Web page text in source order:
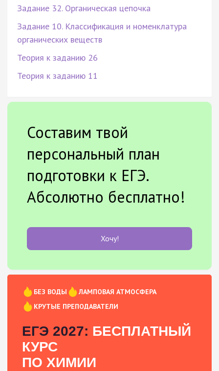
Задание 32. Органическая цепочка
Задание 10. Классификация и номенклатура
органических веществ
Теория к заданию 26
Теория к заданию 11
Составим твой
персональный план
подготовки к ЕГЭ.
Абсолютно бесплатно!
Хочу!
БЕЗ ВОДЫ
ЛАМПОВАЯ АТМОСФЕРА
КРУТЫЕ ПРЕПОДАВАТЕЛИ
ЕГЭ 2027: БЕСПЛАТНЫЙ
КУРС
ПО ХИМИИ